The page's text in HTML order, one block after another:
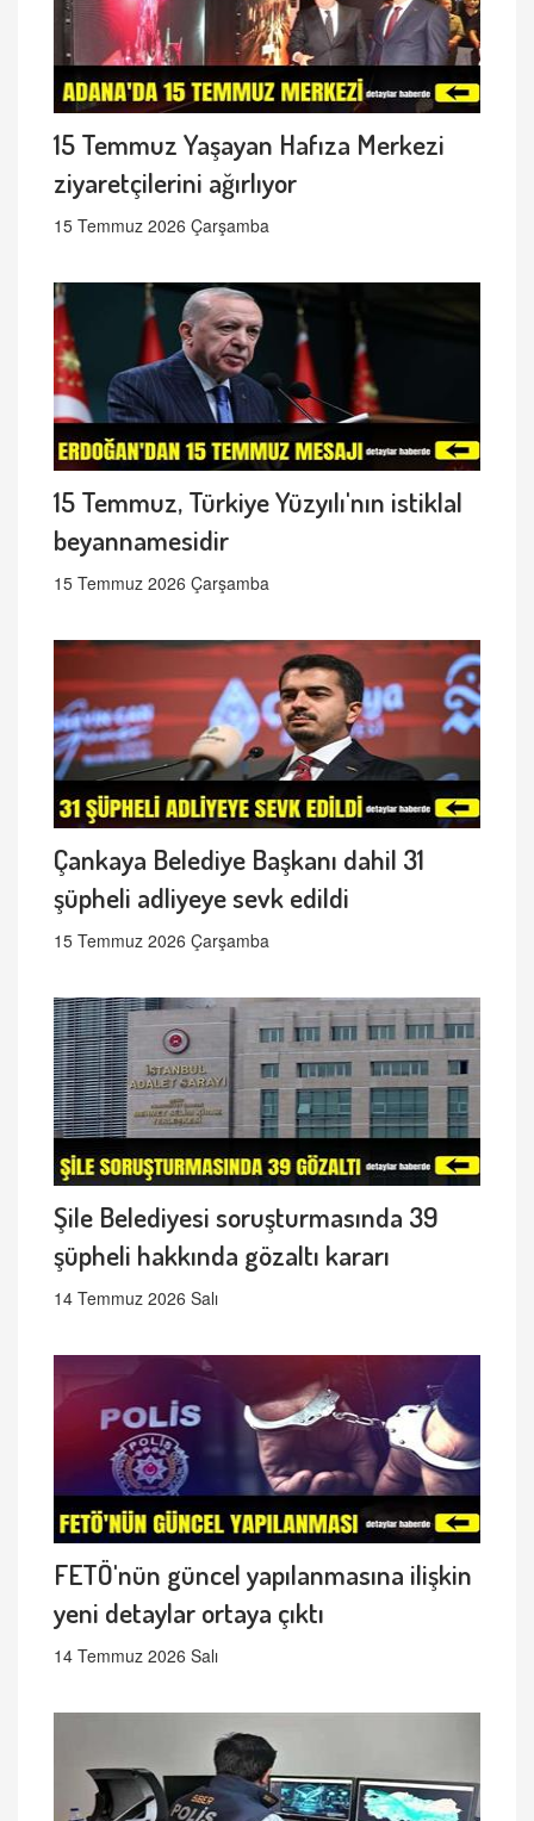
15 Temmuz Yaşayan Hafıza Merkezi
ziyaretçilerini ağırlıyor
15 Temmuz 2026 Çarşamba
15 Temmuz, Türkiye Yüzyılı'nın istiklal
beyannamesidir
15 Temmuz 2026 Çarşamba
Çankaya Belediye Başkanı dahil 31
şüpheli adliyeye sevk edildi
15 Temmuz 2026 Çarşamba
Şile Belediyesi soruşturmasında 39
şüpheli hakkında gözaltı kararı
14 Temmuz 2026 Salı
FETÖ'nün güncel yapılanmasına ilişkin
yeni detaylar ortaya çıktı
14 Temmuz 2026 Salı